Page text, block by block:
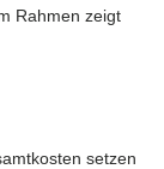
Rahmen zeigt
setzen